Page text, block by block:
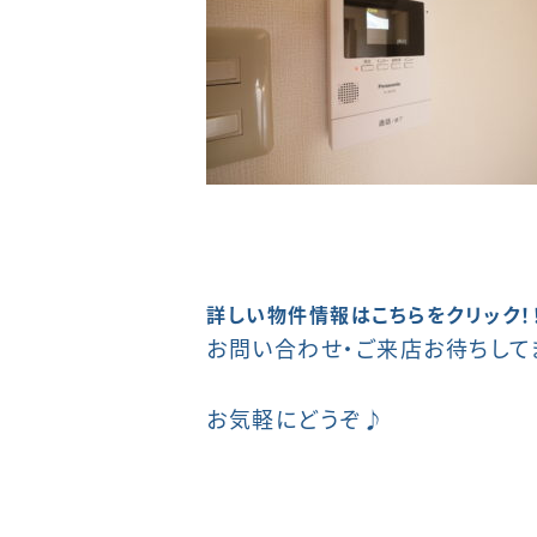
詳しい物件情報はこちらをクリック！
お問い合わせ・ご来店お待ちして
お気軽にどうぞ♪